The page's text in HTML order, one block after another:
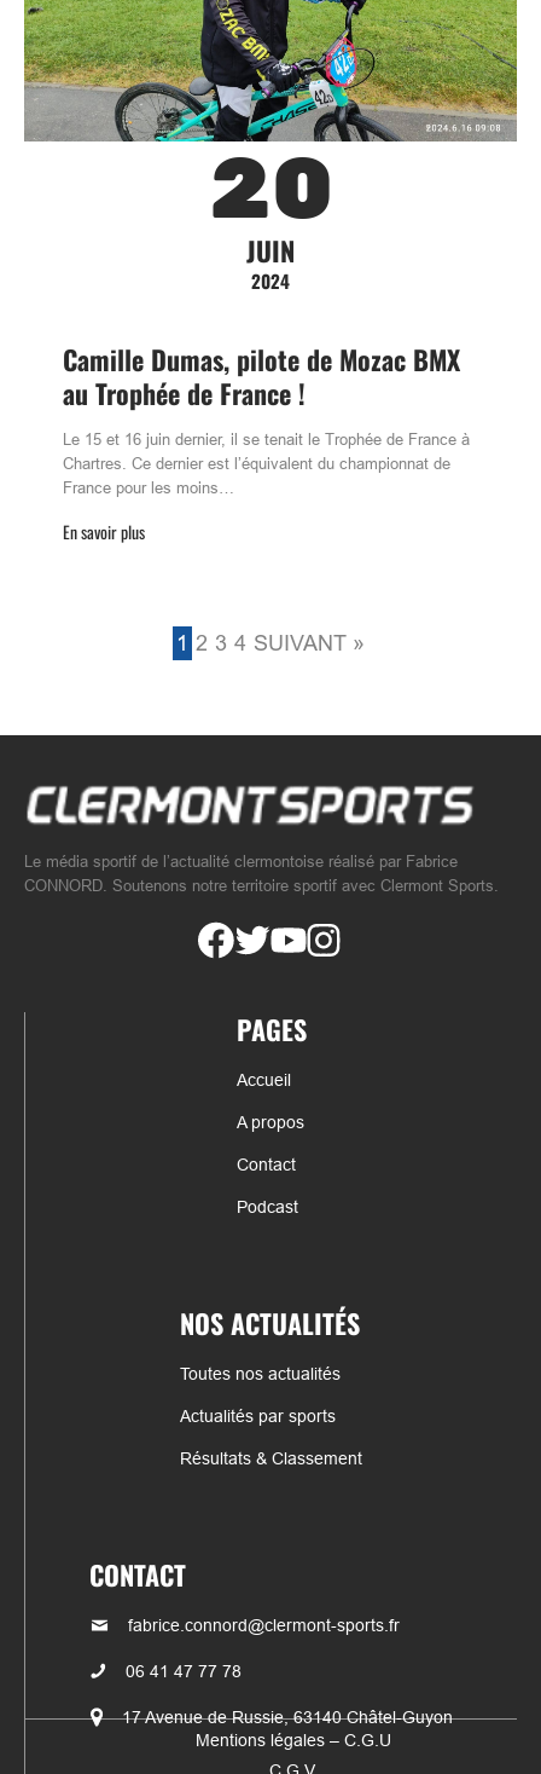
20
JUIN
2024
Camille Dumas, pilote de Mozac BMX
au Trophée de France !
Le 15 et 16 juin dernier, il se tenait le Trophée de France à
Chartres. Ce dernier est l’équivalent du championnat de
France pour les moins…
En savoir plus
1 2 3 4 SUIVANT »
Le média sportif de l’actualité clermontoise réalisé par Fabrice
CONNORD. Soutenons notre territoire sportif avec Clermont Sports.
PAGES
Accueil
A propos
Contact
Podcast
NOS ACTUALITÉS
Toutes nos actualités
Actualités par sports
Résultats & Classement
CONTACT
fabrice.connord@clermont-sports.fr
06 41 47 77 78
17 Avenue de Russie, 63140 Châtel-Guyon
Mentions légales – C.G.U
C.G.V.